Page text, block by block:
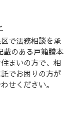
で法務相談を承
載のある戸籍謄本
まいの方で、相
でお困りの方が
せください。